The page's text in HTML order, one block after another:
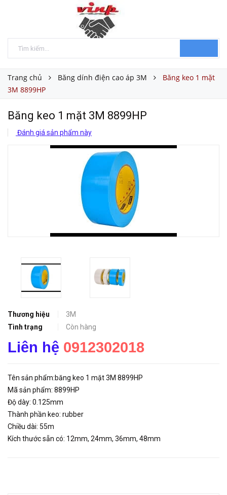
Trang chủ Băng dính điện cao áp 3M
Băng keo 1 mặt
3M 8899HP
Băng keo 1 mặt 3M 8899HP
Đánh giá sản phẩm này
Thương hiệu
3M
Tình trạng
Còn hàng
Liên hệ 0912302018
Tên sản phẩm:băng keo 1 mặt 3M 8899HP
Mã sản phẩm: 8899HP
Độ dày: 0.125mm
Thành phần keo: rubber
Chiều dài: 55m
Kích thước sẵn có: 12mm, 24mm, 36mm, 48mm